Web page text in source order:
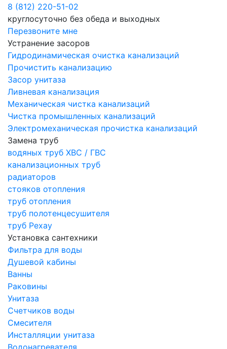
8 (812) 220-51-02
круглосуточно без обеда и выходных
Перезвоните мне
Устранение засоров
Гидродинамическая очистка канализаций
Прочистить канализацию
Засор унитаза
Ливневая канализация
Механическая чистка канализаций
Чистка промышленных канализаций
Электромеханическая прочистка канализаций
Замена труб
водяных труб ХВС / ГВС
канализационных труб
радиаторов
стояков отопления
труб отопления
труб полотенцесушителя
труб Рехау
Установка сантехники
Фильтра для воды
Душевой кабины
Ванны
Раковины
Унитаза
Счетчиков воды
Смесителя
Инсталляции унитаза
Водонагревателя